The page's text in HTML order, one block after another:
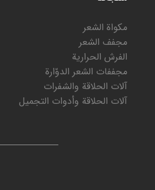
مكواة الشعر
مجفف الشعر
الفرش الحرارية
مجففات الشعر الدوّارة
آلات الحلاقة والشفرات
آلات الحلاقة وأدوات التجميل